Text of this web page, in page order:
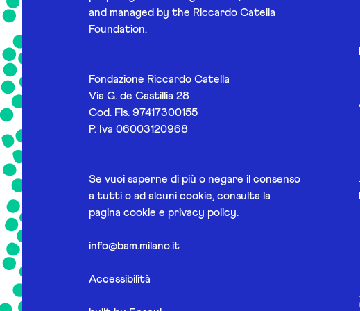
and managed by the Riccardo Catella
Foundation.
Fondazione Riccardo Catella
Via G. de Castillia 28
Cod. Fis. 97417300155
P. Iva 06003120968
Se vuoi saperne di più o negare il consenso
a tutti o ad alcuni cookie, consulta la
pagina cookie e privacy policy.
info@bam.milano.it
Accessibilità